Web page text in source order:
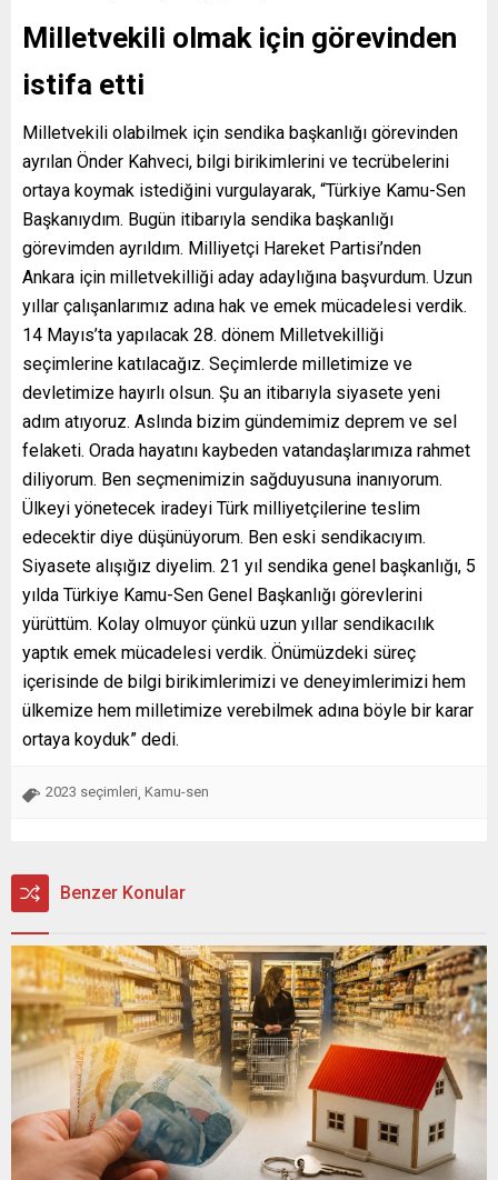
Milletvekili olmak için görevinden
istifa etti
Milletvekili olabilmek için sendika başkanlığı görevinden
ayrılan Önder Kahveci, bilgi birikimlerini ve tecrübelerini
ortaya koymak istediğini vurgulayarak, “Türkiye Kamu-Sen
Başkanıydım. Bugün itibarıyla sendika başkanlığı
görevimden ayrıldım. Milliyetçi Hareket Partisi’nden
Ankara için milletvekilliği aday adaylığına başvurdum. Uzun
yıllar çalışanlarımız adına hak ve emek mücadelesi verdik.
14 Mayıs’ta yapılacak 28. dönem Milletvekilliği
seçimlerine katılacağız. Seçimlerde milletimize ve
devletimize hayırlı olsun. Şu an itibarıyla siyasete yeni
adım atıyoruz. Aslında bizim gündemimiz deprem ve sel
felaketi. Orada hayatını kaybeden vatandaşlarımıza rahmet
diliyorum. Ben seçmenimizin sağduyusuna inanıyorum.
Ülkeyi yönetecek iradeyi Türk milliyetçilerine teslim
edecektir diye düşünüyorum. Ben eski sendikacıyım.
Siyasete alışığız diyelim. 21 yıl sendika genel başkanlığı, 5
yılda Türkiye Kamu-Sen Genel Başkanlığı görevlerini
yürüttüm. Kolay olmuyor çünkü uzun yıllar sendikacılık
yaptık emek mücadelesi verdik. Önümüzdeki süreç
içerisinde de bilgi birikimlerimizi ve deneyimlerimizi hem
ülkemize hem milletimize verebilmek adına böyle bir karar
ortaya koyduk” dedi.
2023 seçimleri Kamu-sen
Benzer Konular